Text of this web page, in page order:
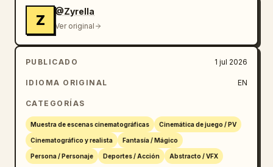
Z
@Zyrella
Ver original
PUBLICADO 1 jul 2026
IDIOMA ORIGINAL EN
CATEGORÍAS
Muestra de escenas cinematográficas Cinemática de juego / PV
Cinematográfico y realista Fantasía / Mágico
Persona / Personaje Deportes / Acción Abstracto / VFX